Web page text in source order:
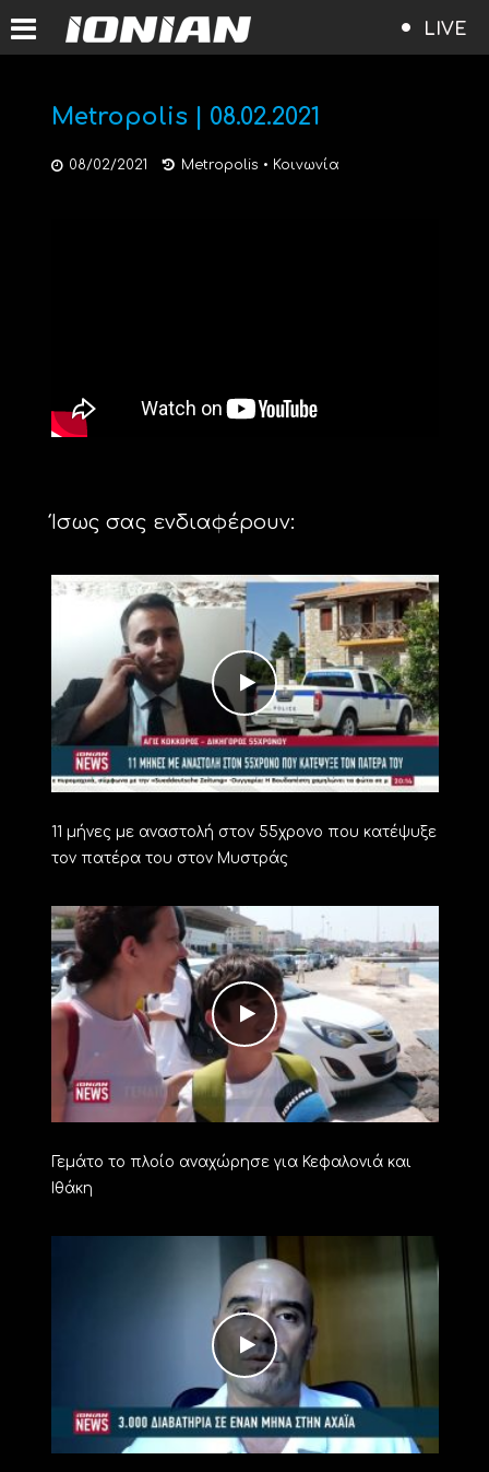
LIVE
Metropolis | 08.02.2021
08/02/2021 Metropolis • Κοινωνία
Ίσως σας ενδιαφέρουν:
11 μήνες με αναστολή στον 55χρονο που κατέψυξε
τον πατέρα του στον Μυστράς
Γεμάτο το πλοίο αναχώρησε για Κεφαλονιά και
Ιθάκη